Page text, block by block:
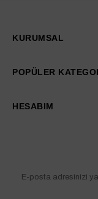
KURUMSAL
POPÜLER
HESABIM